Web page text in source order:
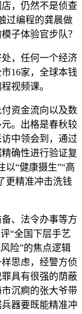
，仍然不是侦查
过编程的龚晨做
子体验官步队？
，任何一个经济
16家，全球本钱
视频课。
资金流向以及数
。出格是春秋较
中领会到，通过
确性进行验证复
以“健康摄生”“高
更精准冲击洗钱
、法令办事等方
“全国下层手艺
险”的焦点逻辑
思虑，经警方侦
具有很强的荫蔽
沉痾的张大爷带
器要既能精准冲